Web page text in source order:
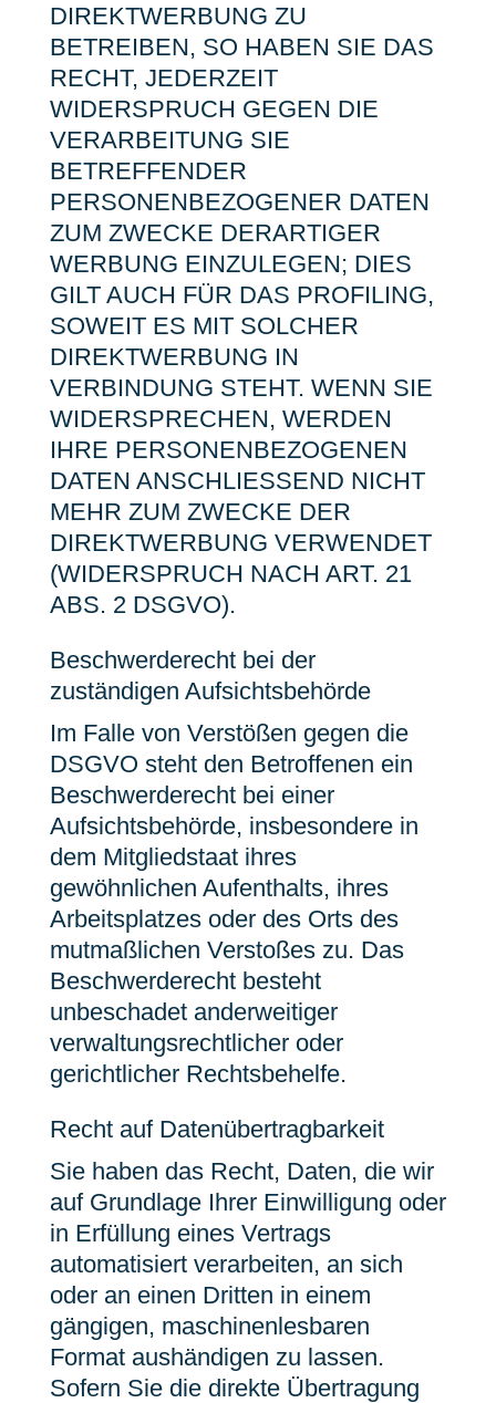
DIREKTWERBUNG ZU
BETREIBEN, SO HABEN SIE DAS
RECHT, JEDERZEIT
WIDERSPRUCH GEGEN DIE
VERARBEITUNG SIE
BETREFFENDER
PERSONENBEZOGENER DATEN
ZUM ZWECKE DERARTIGER
WERBUNG EINZULEGEN; DIES
GILT AUCH FÜR DAS PROFILING,
SOWEIT ES MIT SOLCHER
DIREKTWERBUNG IN
VERBINDUNG STEHT. WENN SIE
WIDERSPRECHEN, WERDEN
IHRE PERSONENBEZOGENEN
DATEN ANSCHLIESSEND NICHT
MEHR ZUM ZWECKE DER
DIREKTWERBUNG VERWENDET
(WIDERSPRUCH NACH ART. 21
ABS. 2 DSGVO).
Beschwerde­recht bei der
zuständigen Aufsichts­behörde
Im Falle von Verstößen gegen die
DSGVO steht den Betroffenen ein
Beschwerderecht bei einer
Aufsichtsbehörde, insbesondere in
dem Mitgliedstaat ihres
gewöhnlichen Aufenthalts, ihres
Arbeitsplatzes oder des Orts des
mutmaßlichen Verstoßes zu. Das
Beschwerderecht besteht
unbeschadet anderweitiger
verwaltungsrechtlicher oder
gerichtlicher Rechtsbehelfe.
Recht auf Daten­übertrag­barkeit
Sie haben das Recht, Daten, die wir
auf Grundlage Ihrer Einwilligung oder
in Erfüllung eines Vertrags
automatisiert verarbeiten, an sich
oder an einen Dritten in einem
gängigen, maschinenlesbaren
Format aushändigen zu lassen.
Sofern Sie die direkte Übertragung